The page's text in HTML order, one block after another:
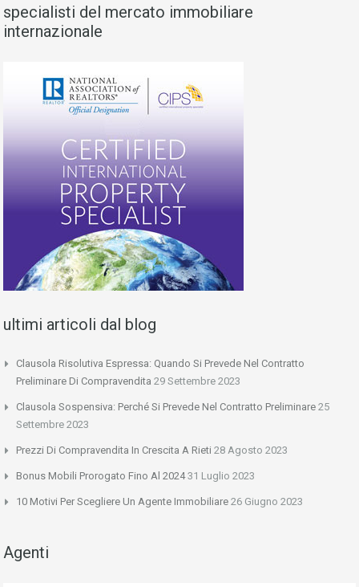
specialisti del mercato immobiliare
internazionale
ultimi articoli dal blog
Clausola Risolutiva Espressa: Quando Si Prevede Nel Contratto
Preliminare Di Compravendita 29 Settembre 2023
Clausola Sospensiva: Perché Si Prevede Nel Contratto Preliminare 25
Settembre 2023
Prezzi Di Compravendita In Crescita A Rieti 28 Agosto 2023
Bonus Mobili Prorogato Fino Al 2024 31 Luglio 2023
10 Motivi Per Scegliere Un Agente Immobiliare 26 Giugno 2023
Agenti